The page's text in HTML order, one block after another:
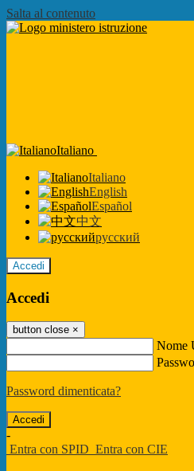
Salta al contenuto
Italiano
Italiano
English
Español
中文
русский
Accedi
Accedi
button close ×
Nome
Password dimenticata?
-
Entra con SPID Entra con CIE